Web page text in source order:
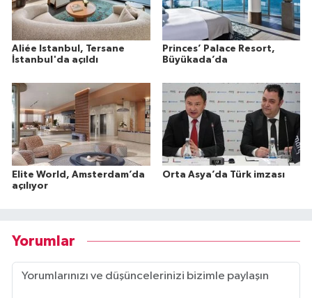
Aliée Istanbul, Tersane
İstanbul'da açıldı
Princes’ Palace Resort,
Büyükada’da
Elite World, Amsterdam’da
açılıyor
Orta Asya’da Türk imzası
Yorumlar